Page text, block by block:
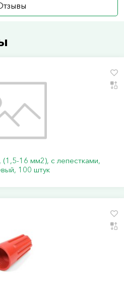
16 мм2), с лепестками,
100 штук